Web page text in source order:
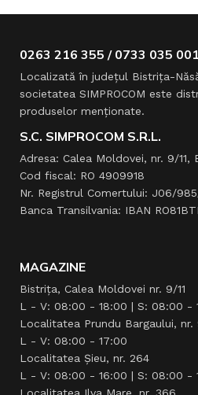
0263 216 355 / 0733 035 001
Localizată în judeţul Bistriţa-
societatea SIMPROCOM este
produselor menţionate.
S.C. SIMPROCOM S.R.L.
Adresa: Calea Moldovei, nr. 9/11,
Cod fiscal: RO 4909918
Nr. Registrul Comertului: J06/
Banca Transilvania: IBAN
MAGAZINE
Bistrița, Calea Moldovei nr. 9/11
L - V: 08:00 - 18:00 | S: 08:00 -
Localitatea Prundu Bargaului, nr.
L - V: 08:00 - 17:00
Localitatea Şieu, nr. 264
L - V: 08:00 - 16:00 | S: 08:00 -